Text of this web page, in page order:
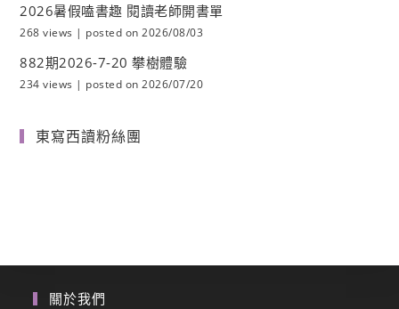
2026暑假嗑書趣 閱讀老師開書單
268 views | posted on 2026/08/03
882期2026-7-20 攀樹體驗
234 views | posted on 2026/07/20
東寫西讀粉絲團
關於我們